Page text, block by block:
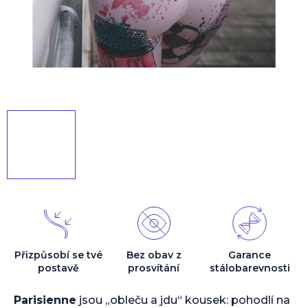
Parisienne jsou „obleču a jdu“ kousek: pohodlí na
Přizpůsobí se tvé
postavě
Bez obav z
prosvítání
Garance
stálobarevnosti